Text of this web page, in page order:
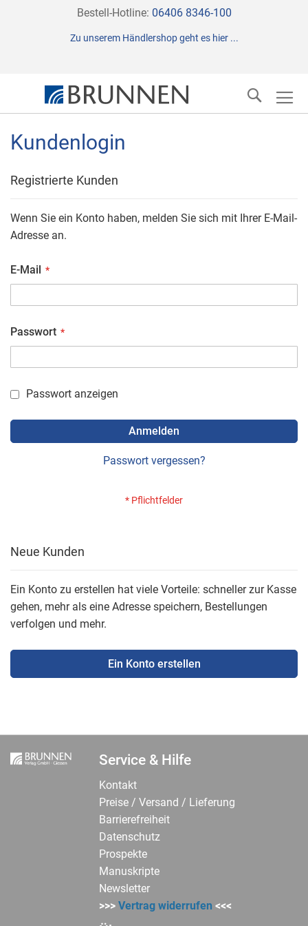
Direkt
Inhalt
Bestell-Hotline: 06406 8346-100
Zu unserem Händlershop geht es hier ...
Suche
Kundenlogin
Registrierte Kunden
Wenn Sie ein Konto haben, melden Sie sich mit Ihrer E-Mail-
Adresse an.
E-Mail
Passwort
Passwort anzeigen
Anmelden
Passwort vergessen?
Neue Kunden
Ein Konto zu erstellen hat viele Vorteile: schneller zur Kasse
gehen, mehr als eine Adresse speichern, Bestellungen
verfolgen und mehr.
Ein Konto erstellen
Service & Hilfe
Kontakt
Preise / Versand / Lieferung
Barrierefreiheit
Datenschutz
Prospekte
Manuskripte
Newsletter
>>>Vertrag widerrufen <<<